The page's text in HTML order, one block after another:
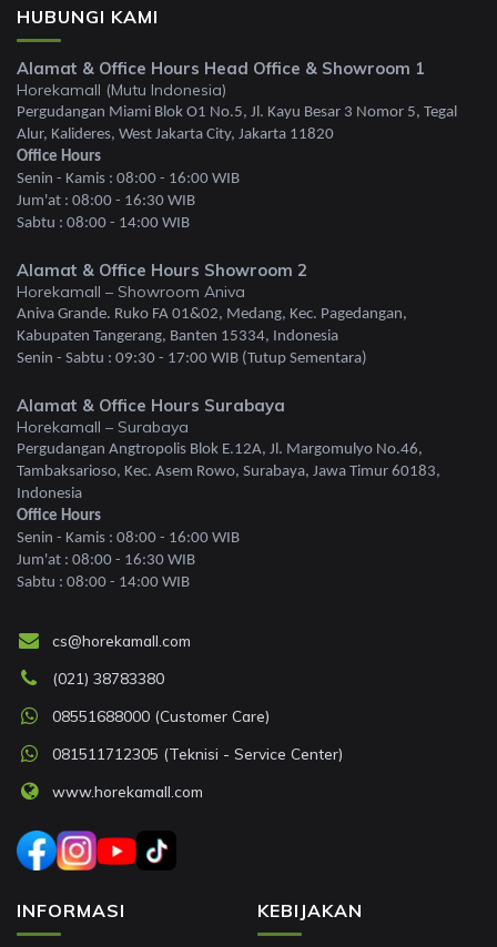
HUBUNGI KAMI
Alamat & Office Hours Head Office & Showroom 1
Horekamall (Mutu Indonesia)
Pergudangan Miami Blok O1 No.5, Jl. Kayu Besar 3 Nomor 5, Tegal
Alur, Kalideres, West Jakarta City, Jakarta 11820
Office Hours
Senin - Kamis : 08:00 - 16:00 WIB
Jum'at : 08:00 - 16:30 WIB
Sabtu : 08:00 - 14:00 WIB
Alamat & Office Hours Showroom 2
Horekamall – Showroom Aniva
Aniva Grande. Ruko FA 01&02, Medang, Kec. Pagedangan,
Kabupaten Tangerang, Banten 15334, Indonesia
Senin - Sabtu : 09:30 - 17:00 WIB (Tutup Sementara)
Alamat & Office Hours Surabaya
Horekamall – Surabaya
Pergudangan Angtropolis Blok E.12A, Jl. Margomulyo No.46,
Tambaksarioso, Kec. Asem Rowo, Surabaya, Jawa Timur 60183,
Indonesia
Office Hours
Senin - Kamis : 08:00 - 16:00 WIB
Jum'at : 08:00 - 16:30 WIB
Sabtu : 08:00 - 14:00 WIB
INFORMASI KEBIJAKAN
cs@horekamall.com
(021) 38783380
08551688000 (Customer Care)
081511712305 (Teknisi - Service Center)
www.horekamall.com